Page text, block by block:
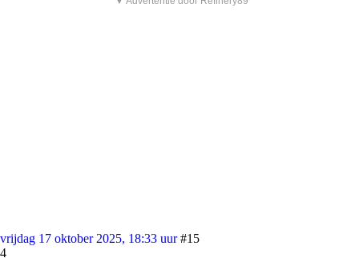
vrijdag 17 oktober 2025, 18:33 uur #15
4